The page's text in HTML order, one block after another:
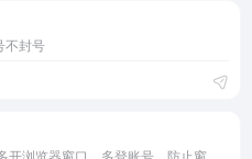
不封号